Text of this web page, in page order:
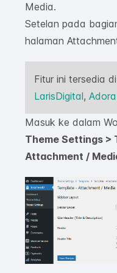
Media.
Setelan pada
halaman
Fitur ini tersedia
LarisDigital, Adora
Masuk ke dalam
Theme Settings >
Attachment /